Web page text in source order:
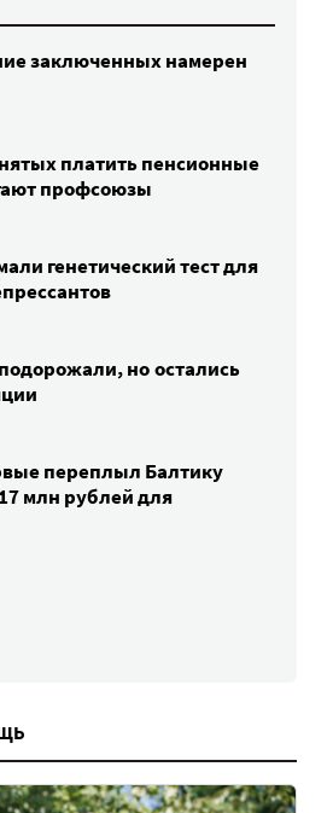
заключенных намерен
платить пенсионные
профсоюзы
генетический тест для
но остались
переплыл Балтику
млн рублей для